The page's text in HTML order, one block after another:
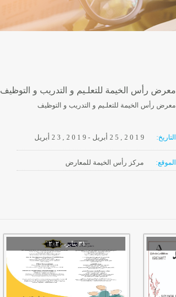
معرض رأس الخيمة للتعلـيم و التدريب و التوظيف
معرض رأس الخيمة للتعلـيم و التدريب و التوظيف
التاريخ: أبريل2 3 , 2 0 1 9 - أبريل 2 5 , 2 0 1 9
الموقع: مركز رأس الخيمة للمعارض
‏٣١ يناير، ٢٠٢٠‏ ‏'‏